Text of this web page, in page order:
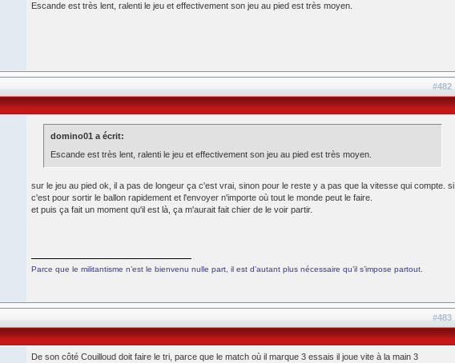
Escande est très lent, ralenti le jeu et effectivement son jeu au pied est très moyen.
#482
domino01 a écrit:
Escande est très lent, ralenti le jeu et effectivement son jeu au pied est très moyen.
sur le jeu au pied ok, il a pas de longeur ça c'est vrai, sinon pour le reste y a pas que la vitesse qui compte. si
c'est pour sortir le ballon rapidement et l'envoyer n'importe où tout le monde peut le faire.
et puis ça fait un moment qu'il est là, ça m'aurait fait chier de le voir partir.
Parce que le militantisme n’est le bienvenu nulle part, il est d’autant plus nécessaire qu’il s’impose partout.
#483
De son côté Couilloud doit faire le tri, parce que le match où il marque 3 essais il joue vite à la main 3